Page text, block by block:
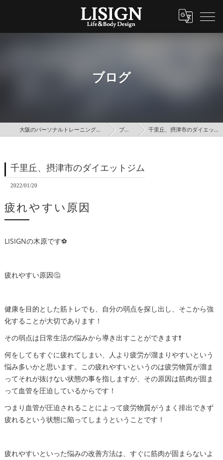
ブログ
大阪のパーソナルトレーニングはLISIGN ブログ 千里丘、摂津市のダイエットジム
千里丘、摂津市のダイエットジム
2022/01/20
疲れやすい原因
LISIGNの木原です⚽️
疲れやすい原因🤔
健康を目的とした筋トレでも、自分の弱点を探し出し、そこから強
化することが大切であります！
その弱点は日常生活の悩みから導き出すことができます❗️
何をしてもすぐに疲れてしまい、人より疲労が溜まりやすいという
悩み多いかと思います。この疲れやすいというのは疲労物質が溜ま
ってそれが抜けない状態の事を指しますが、その原因は筋肉が固ま
って血管を圧迫しているからです！
つまり血管が圧迫されることによって疲労物質がうまく排出できず
疲れるという状態に陥ってしまうということです！
疲れやすいといった悩みの改善方法は、すぐに筋肉が固まらないよ